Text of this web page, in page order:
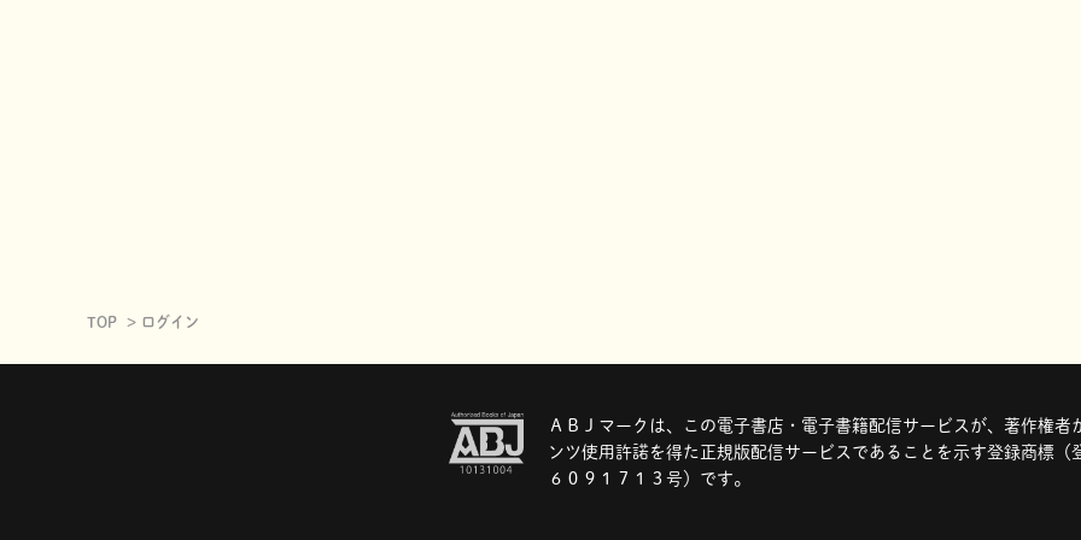
TOP ログイン
ＡＢＪマークは、この電子書店・電子書籍配信サービスが、著作権者
ンツ使用許諾を得た正規版配信サービスであることを示す登録商標（
６０９１７１３号）です。